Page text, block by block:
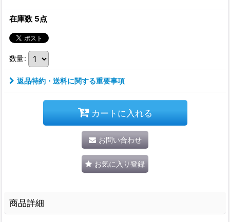
在庫数 5点
数量:
返品特約・送料に関する重要事項
カートに入れる
お問い合わせ
お気に入り登録
商品詳細